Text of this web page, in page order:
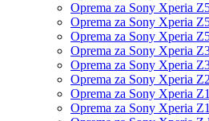
Oprema za Sony Xperia
Oprema za Sony Xperia
Oprema za Sony Xperia
Oprema za Sony Xperia
Oprema za Sony Xperia
Oprema za Sony Xperia Z2
Oprema za Sony Xperia Z1
Oprema za Sony Xperia